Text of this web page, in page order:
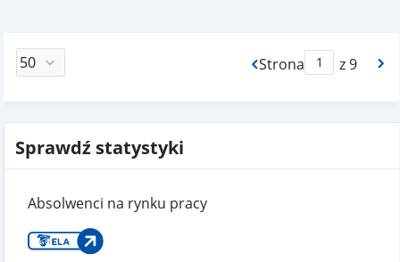
Strona
Max Stronaz 9
Sprawdź statystyki
Absolwenci na rynku pracy